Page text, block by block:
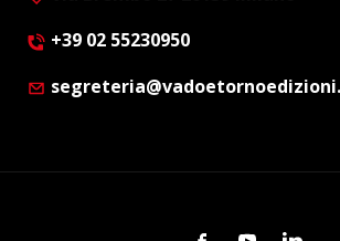
+39 02 55230950